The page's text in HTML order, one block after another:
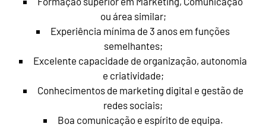
ou área similar;
Experiência mínima de 3 anos em funções
semelhantes;
Excelente capacidade de organização, autonomia
e criatividade;
Conhecimentos de marketing digital e gestão de
redes sociais;
Boa comunicação e espírito de equipa.